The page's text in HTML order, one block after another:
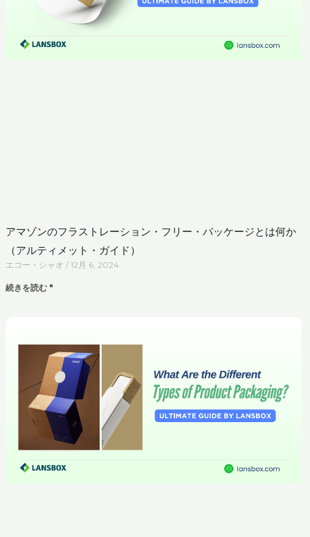
アマゾンのフラストレーション・フリー・パッケージとは何か
（アルティメット・ガイド）
エコー・シャオ 12月 6, 2024
続きを読む "